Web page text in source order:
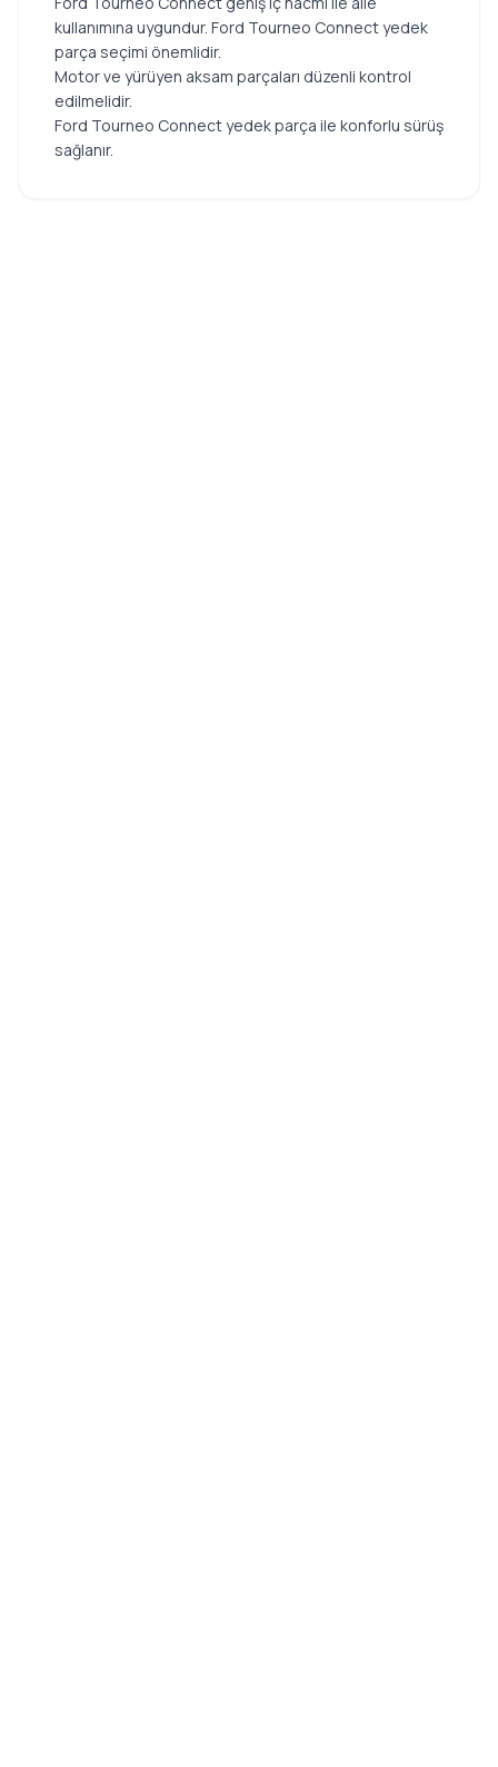
kullanımına uygundur. Ford Tourneo Connect yedek
parça seçimi önemlidir.
Motor ve yürüyen aksam parçaları düzenli kontrol
edilmelidir.
Ford Tourneo Connect yedek parça ile konforlu sürüş
sağlanır.